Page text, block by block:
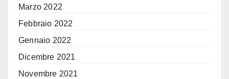
Marzo 2022
Febbraio 2022
Gennaio 2022
Dicembre 2021
Novembre 2021